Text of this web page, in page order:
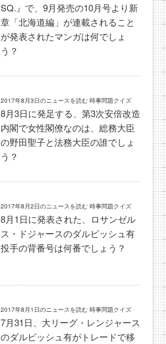
SQ.』で、9月発売の10月号より新
章「北海道編」が連載されること
が発表されたマンガは何でしょ
う？
2017年8月3日のニュースを読む 時事問題クイズ
8月3日に発足する、第3次安倍改造
内閣で女性閣僚なのは、総務大臣
の野田聖子と法務大臣の誰でしょ
う？
2017年8月2日のニュースを読む 時事問題クイズ
8月1日に発表された、ロサンゼル
ス・ドジャースのダルビッシュ有
投手の背番号は何番でしょう？
2017年8月1日のニュースを読む 時事問題クイズ
7月31日、大リーグ・レンジャース
のダルビッシュ有がトレードで移